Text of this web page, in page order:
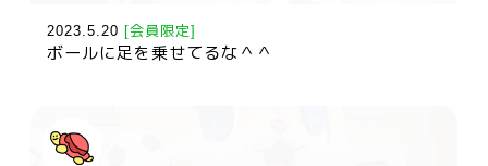
2023.5.20 [会員限定]
ボールに足を乗せてるな＾＾